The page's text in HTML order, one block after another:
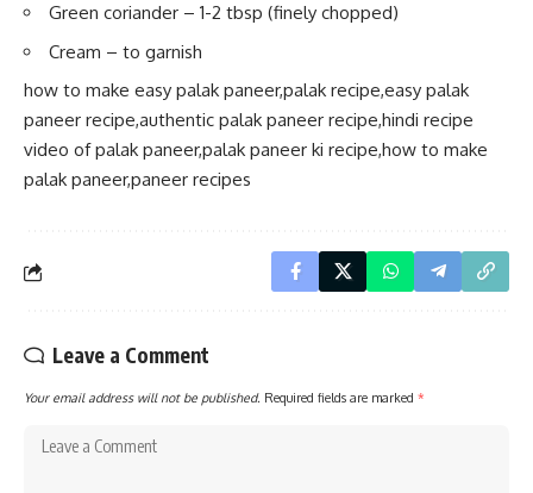
Green coriander – 1-2 tbsp (finely chopped)
Cream – to garnish
how to make easy palak paneer,palak recipe,easy palak
paneer recipe,authentic palak paneer recipe,hindi recipe
video of palak paneer,palak paneer ki recipe,how to make
palak paneer,paneer recipes
Leave a Comment
Your email address will not be published. Required fields are marked *